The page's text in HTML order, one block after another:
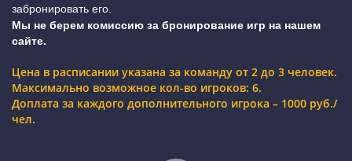
забронировать его.
Мы не берем комиссию за бронирование игр на нашем
сайте.
Цена в расписании указана за команду от 2 до 3 человек.
Максимально возможное кол-во игроков: 6.
Доплата за каждого дополнительного игрока – 1000 руб./
чел.